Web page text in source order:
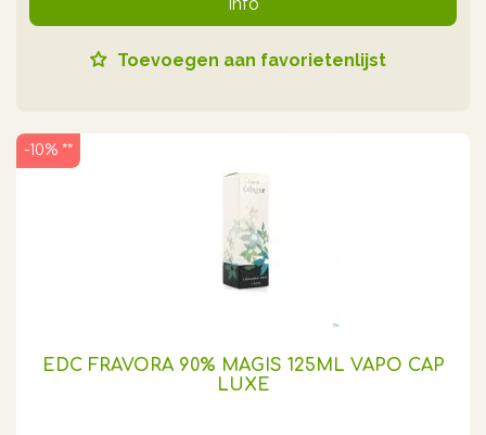
Toevoegen aan favorietenlijst
EDC FRAVORA 90% MAGIS 125ML VAPO CAP
LUXE
-10% **